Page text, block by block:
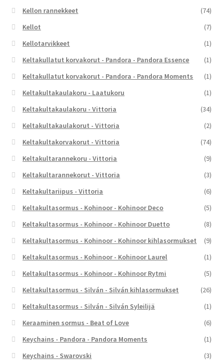
Kellon rannekkeet
(74)
Kellot
(7)
Kellotarvikkeet
(1)
Keltakullatut korvakorut - Pandora - Pandora Essence
(1)
Keltakullatut korvakorut - Pandora - Pandora Moments
(1)
Keltakultakaulakoru - Laatukoru
(1)
Keltakultakaulakoru - Vittoria
(34)
Keltakultakaulakorut - Vittoria
(2)
Keltakultakorvakorut - Vittoria
(74)
Keltakultarannekoru - Vittoria
(9)
Keltakultarannekorut - Vittoria
(3)
Keltakultariipus - Vittoria
(6)
Keltakultasormus - Kohinoor - Kohinoor Deco
(5)
Keltakultasormus - Kohinoor - Kohinoor Duetto
(8)
Keltakultasormus - Kohinoor - Kohinoor kihlasormukset
(9)
Keltakultasormus - Kohinoor - Kohinoor Laurel
(1)
Keltakultasormus - Kohinoor - Kohinoor Rytmi
(5)
Keltakultasormus - Silván - Silván kihlasormukset
(26)
Keltakultasormus - Silván - Silván Syleilijä
(1)
Keraaminen sormus - Beat of Love
(6)
Keychains - Pandora - Pandora Moments
(1)
Keychains - Swarovski
(3)